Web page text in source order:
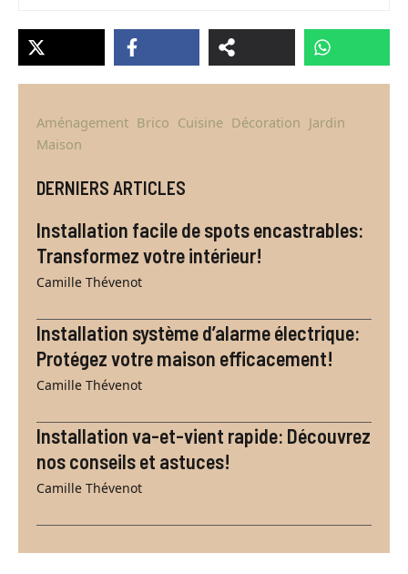
Aménagement Brico Cuisine Décoration Jardin
Maison
DERNIERS ARTICLES
Installation facile de spots encastrables:
Transformez votre intérieur!
Camille Thévenot
Installation système d’alarme électrique:
Protégez votre maison efficacement!
Camille Thévenot
Installation va-et-vient rapide: Découvrez
nos conseils et astuces!
Camille Thévenot